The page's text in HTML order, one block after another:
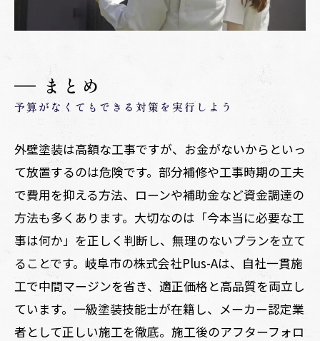
まとめ
予算がなくてもできる対策を実行しよう
外壁塗装は高額な工事ですが、お金がないからといっ
て放置するのは危険です。部分補修や工事時期の工夫
で費用を抑える方法、ローンや補助金など資金調達の
方法も多くあります。大切なのは「今本当に必要な工
事は何か」を正しく判断し、無理のないプランを立て
ることです。岐阜市の株式会社Plus-Aは、自社一貫施
工で中間マージンを省き、適正価格と高品質を両立し
ています。一級塗装技能士が在籍し、メーカー認定業
者として正しい施工を徹底。施工後のアフターフォロ